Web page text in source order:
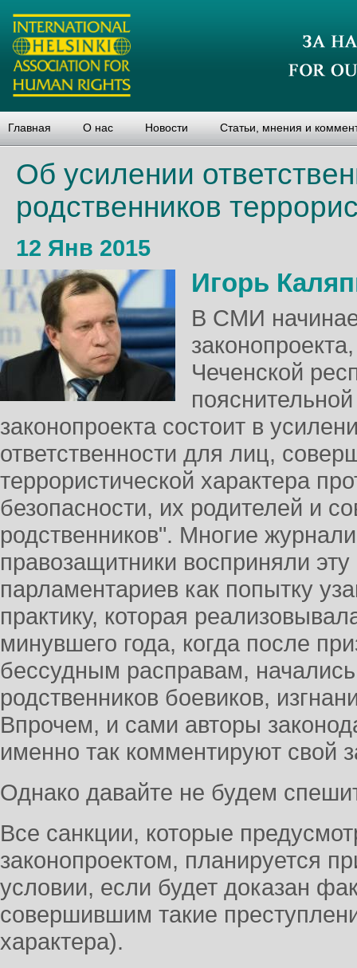
Главная О нас Новости Статьи, мнения и
Об усилении
родственников
12 Янв 2015
Игорь
В СМИ
Чеченской
законопроекта состоит в
ответственности для лиц,
террористической характера
безопасности, их родителей и
родственников". Многие
правозащитники восприняли
парламентариев как попытку
практику, которая
минувшего года, когда после
бессудным расправам,
родственников боевиков,
Впрочем, и сами авторы
именно так комментируют свой
Однако давайте не будем
Все санкции, которые
законопроектом, планируется
условии, если будет доказан
совершившим такие
характера).